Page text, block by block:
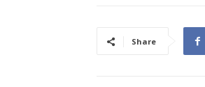
Share